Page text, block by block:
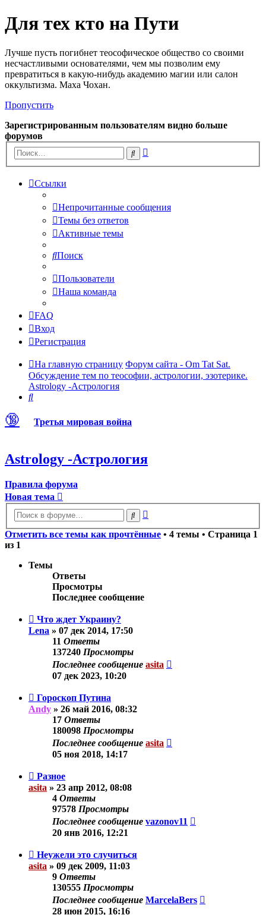
Для тех кто на Пути
Лучше пусть погибнет теософическое общество со своими
несчастливыми основателями, чем мы позволим ему
превратиться в какую-нибудь академию магии или салон
оккультизма. Маха Чохан.
Пропустить
Зарегистрированным пользователям видно больше
форумов
Поиск
Ссылки
Непрочитанные сообщения
Темы без ответов
Активные темы
Поиск
Пользователи
Наша команда
FAQ
Вход
Регистрация
На главную страницу Форум сайта - Om Tat Sat.
Обсуждение тем по теософии, астрологии, эзотерике.
Astrology -Астрология
Поиск
🔞 Третья мировая война
Astrology -Астрология
Правила форума
Новая тема
Поиск
Отметить все темы как прочтённые • 4 темы • Страница 1
из 1
Темы
Ответы
Просмотры
Последнее сообщение
Что ждет Украину?
Lena » 07 дек 2014, 17:50
11 Ответы
137240 Просмотры
Последнее сообщение asita
07 дек 2023, 10:20
Гороскоп Путина
Andy » 26 май 2016, 08:32
17 Ответы
180098 Просмотры
Последнее сообщение asita
05 ноя 2018, 14:17
Разное
asita » 23 апр 2012, 08:08
4 Ответы
97578 Просмотры
Последнее сообщение vazonov11
20 янв 2016, 12:21
Неужели это случиться
asita » 09 дек 2009, 11:03
9 Ответы
130555 Просмотры
Последнее сообщение MarcelaBers
28 июн 2015, 16:16